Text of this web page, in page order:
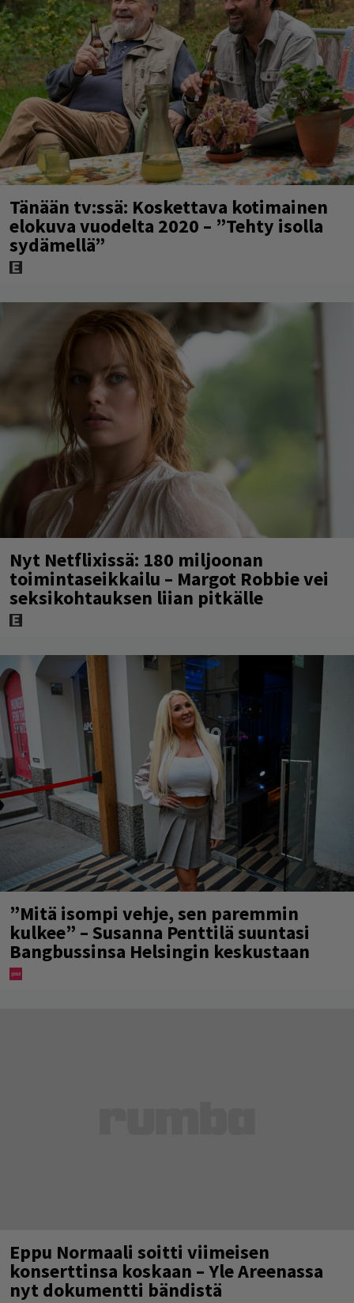
Tänään tv:ssä: Koskettava kotimainen
elokuva vuodelta 2020 – ”Tehty isolla
sydämellä”
Nyt Netflixissä: 180 miljoonan
toimintaseikkailu – Margot Robbie vei
seksikohtauksen liian pitkälle
”Mitä isompi vehje, sen paremmin
kulkee” – Susanna Penttilä suuntasi
Bangbussinsa Helsingin keskustaan
Eppu Normaali soitti viimeisen
konserttinsa koskaan – Yle Areenassa
nyt dokumentti bändistä